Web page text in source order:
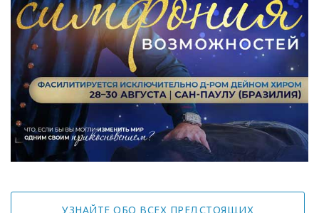
УЗНАЙТЕ ОБО ВСЕХ ПРЕДСТОЯЩИХ